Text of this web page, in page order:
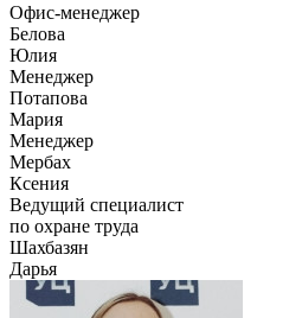
Офис-менеджер
Белова
Юлия
Менеджер
Потапова
Мария
Менеджер
Мербах
Ксения
Ведущий специалист
по охране труда
Шахбазян
Дарья